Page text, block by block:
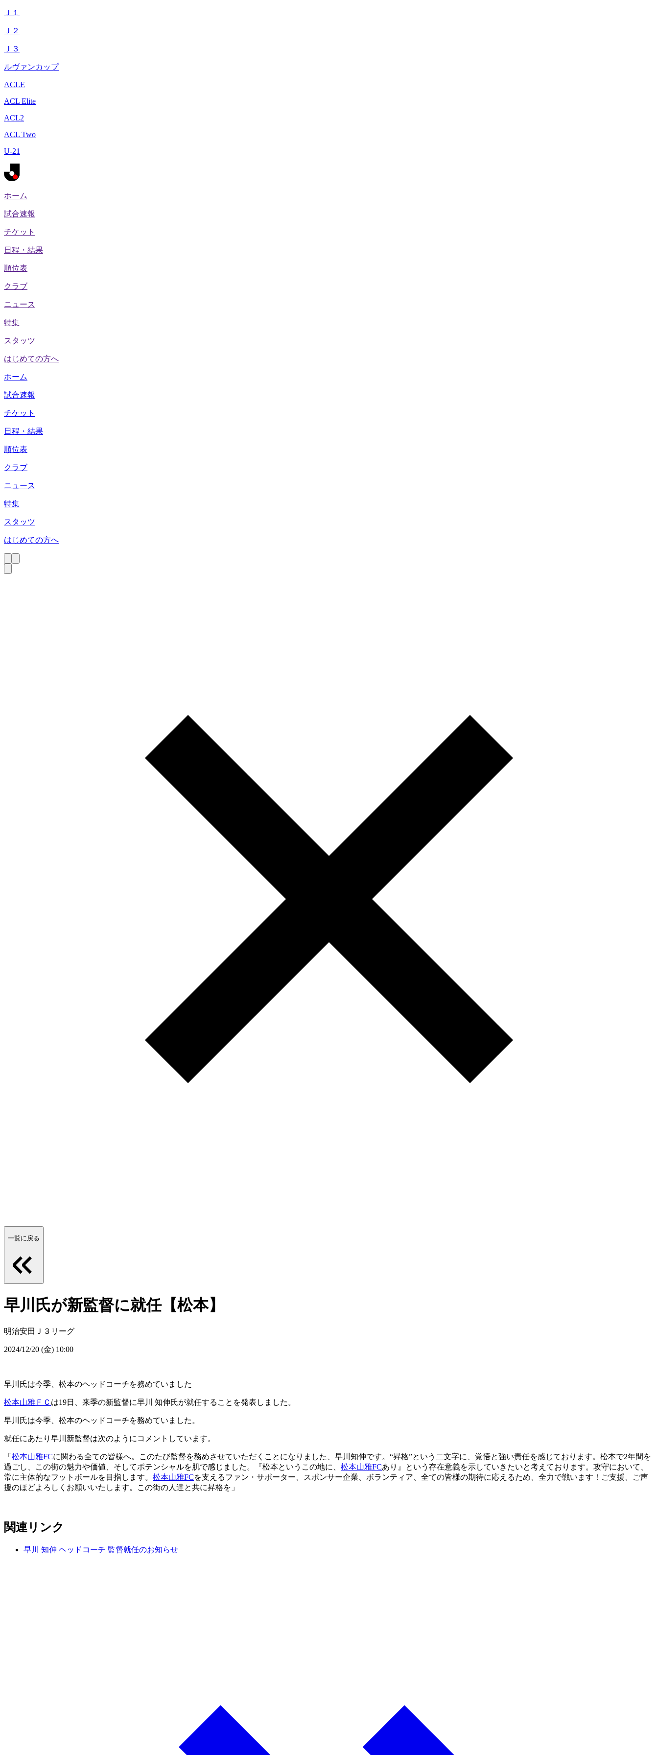
Ｊ１
Ｊ２
Ｊ３
ルヴァンカップ
ACLE
ACL Elite
ACL2
ACL Two
U-21
ホーム
試合速報
チケット
日程・結果
順位表
クラブ
ニュース
特集
スタッツ
はじめての方へ
ホーム
試合速報
チケット
日程・結果
順位表
クラブ
ニュース
特集
スタッツ
はじめての方へ
一覧に戻る
早川氏が新監督に就任【松本】
明治安田Ｊ３リーグ
2024/12/20 (金) 10:00
早川氏は今季、松本のヘッドコーチを務めていました
松本山雅ＦＣ は19日、来季の新監督に早川 知伸氏が就任することを発表しました。
早川氏は今季、松本のヘッドコーチを務めていました。
就任にあたり早川新監督は次のようにコメントしています。
「 松本山雅FCに関わる全ての皆様へ。このたび監督を務めさせていただくことになりました、早川知伸です。“昇格”という二文字に、覚悟と強い責任を感じております。松本で2年間を
過ごし、この街の魅力や価値、そしてポテンシャルを肌で感じました。『松本というこの地に、 松本山雅FCあり』という存在意義を示していきたいと考えております。攻守において、
常に主体的なフットボールを目指します。 松本山雅FCを支えるファン・サポーター、スポンサー企業、ボランティア、全ての皆様の期待に応えるため、全力で戦います！ご支援、ご声
援のほどよろしくお願いいたします。この街の人達と共に昇格を」
関連リンク
早川 知伸 ヘッドコーチ 監督就任のお知らせ